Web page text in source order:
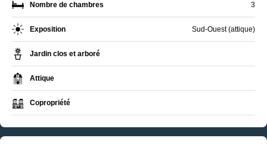
Nombre de chambres 3
Exposition Sud-Ouest (attique)
Jardin clos et arboré
Attique
Copropriété